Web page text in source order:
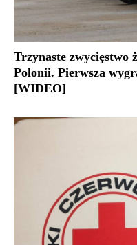
Trzynaste zwycięstwo
Polonii. Pierwsza
[WIDEO]